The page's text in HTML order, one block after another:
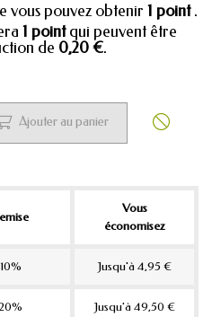
vous pouvez obtenir 1 point .
1 pointqui peuvent être
de 0,20 €.
Ajouter au panier 
Vous
économisez
10% Jusqu'à 4,95 €
20% Jusqu'à 49,50 €